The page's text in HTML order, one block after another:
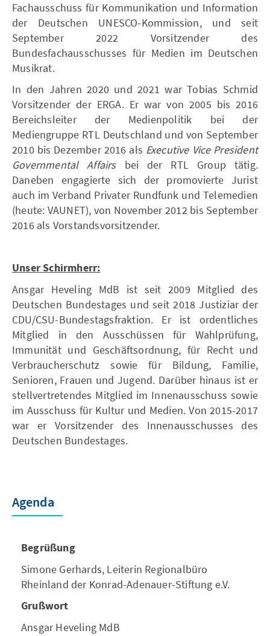
Fachausschuss für Kommunikation und Information
der Deutschen UNESCO-Kommission, und seit
September 2022 Vorsitzender des
Bundesfachausschusses für Medien im Deutschen
Musikrat.
In den Jahren 2020 und 2021 war Tobias Schmid
Vorsitzender der ERGA. Er war von 2005 bis 2016
Bereichsleiter der Medienpolitik bei der
Mediengruppe RTL Deutschland und von September
2010 bis Dezember 2016 als Executive Vice President
Governmental Affairsbei der RTL Group tätig.
Daneben engagierte sich der promovierte Jurist
auch im Verband Privater Rundfunk und Telemedien
(heute: VAUNET), von November 2012 bis September
2016 als Vorstandsvorsitzender.
Unser Schirmherr:
Ansgar Heveling MdB ist seit 2009 Mitglied des
Deutschen Bundestages und seit 2018 Justiziar der
CDU/CSU-Bundestagsfraktion. Er ist ordentliches
Mitglied in den Ausschüssen für Wahlprüfung,
Immunität und Geschäftsordnung, für Recht und
Verbraucherschutz sowie für Bildung, Familie,
Senioren, Frauen und Jugend. Darüber hinaus ist er
stellvertretendes Mitglied im Innenausschuss sowie
im Ausschuss für Kultur und Medien. Von 2015-2017
war er Vorsitzender des Innenausschusses des
Deutschen Bundestages.
Agenda
Begrüßung
Simone Gerhards, Leiterin Regionalbüro
Rheinland der Konrad-Adenauer-Stiftung e.V.
Grußwort
Ansgar Heveling MdB